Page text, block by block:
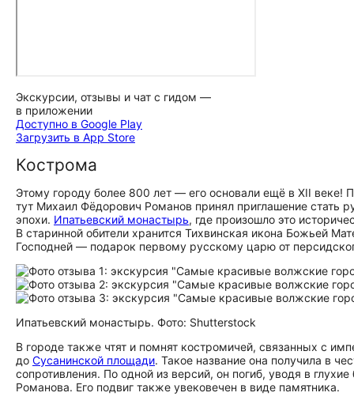
Экскурсии, отзывы и чат с гидом —
в приложении
Доступно в Google Play
Загрузить в App Store
Кострома
Этому городу более 800 лет — его основали ещё в XII
тут Михаил Фёдорович Романов принял приглашение стать
эпохи. Ипатьевский монастырь, где произошло это
В старинной обители хранится Тихвинская икона Божьей
Господней — подарок первому русскому царю от
Ипатьевский монастырь. Фото: Shutterstock
В городе также чтят и помнят костромичей, связанных с
до Сусанинской площади. Такое название она получила в
сопротивления. По одной из версий, он погиб, уводя в
Романова. Его подвиг также увековечен в виде памятника.